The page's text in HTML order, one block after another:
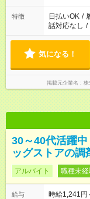
特徴 日払いOK /
話対応なし /
気になる！
掲載元企業名 株
30～40代活躍
ッグストアの
アルバイト 職種未
給与
時給1,241円